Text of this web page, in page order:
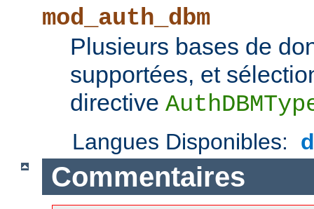
mod_auth_dbm
Plusieurs bases de
supportées, et
directive
Langues Disponibles:
Commentaires